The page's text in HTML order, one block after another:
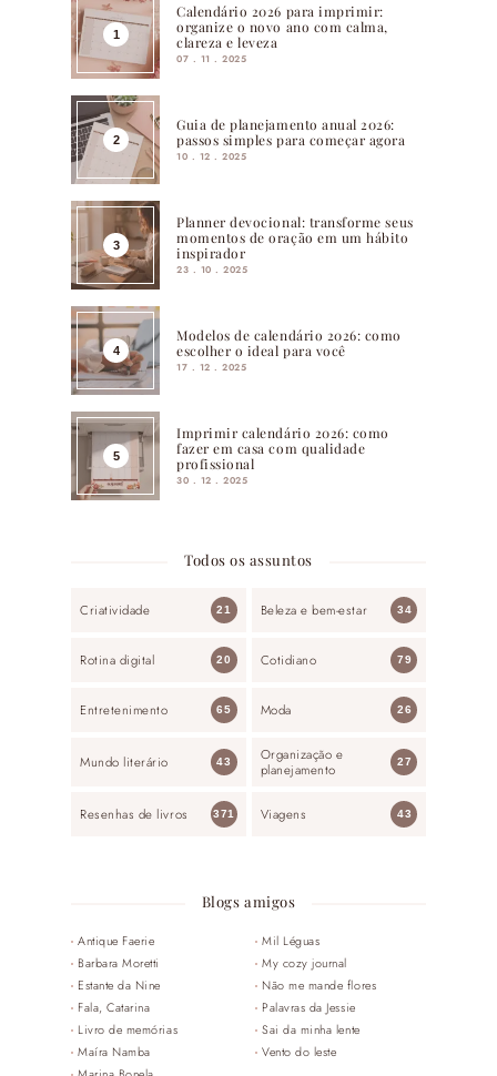
Calendário 2026 para imprimir:
organize o novo ano com calma,
clareza e leveza
07 . 11 . 2025
Guia de planejamento anual 2026:
passos simples para começar agora
10 . 12 . 2025
Planner devocional: transforme seus
momentos de oração em um hábito
inspirador
23 . 10 . 2025
Modelos de calendário 2026: como
escolher o ideal para você
17 . 12 . 2025
Imprimir calendário 2026: como
fazer em casa com qualidade
profissional
30 . 12 . 2025
Todos os assuntos
Criatividade 21 Beleza e bem-estar 34
Rotina digital 20 Cotidiano 79
Entretenimento 65 Moda 26
Mundo literário 43
Organização e
planejamento
27
Resenhas de livros 371 Viagens 43
Blogs amigos
Antique Faerie
Barbara Moretti
Estante da Nine
Fala, Catarina
Livro de memórias
Maíra Namba
Mil Léguas
My cozy journal
Não me mande flores
Palavras da Jessie
Sai da minha lente
Vento do leste